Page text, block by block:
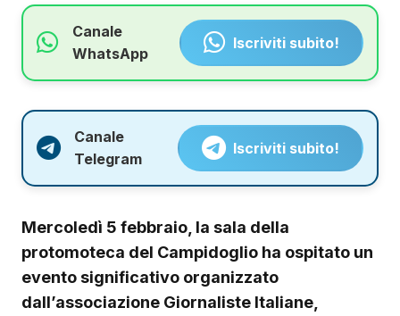
Canale
WhatsApp
Iscriviti subito!
Canale
Telegram
Iscriviti subito!
Mercoledì 5 febbraio, la sala della
protomoteca del Campidoglio ha ospitato un
evento significativo organizzato
dall’associazione Giornaliste Italiane,